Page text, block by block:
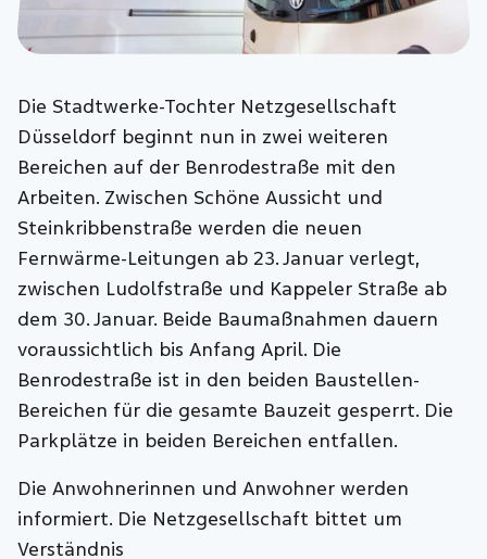
Die Stadtwerke-Tochter Netzgesellschaft
Düsseldorf beginnt nun in zwei weiteren
Bereichen auf der Benrodestraße mit den
Arbeiten. Zwischen Schöne Aussicht und
Steinkribbenstraße werden die neuen
Fernwärme-Leitungen ab 23. Januar verlegt,
zwischen Ludolfstraße und Kappeler Straße ab
dem 30. Januar. Beide Baumaßnahmen dauern
voraussichtlich bis Anfang April. Die
Benrodestraße ist in den beiden Baustellen-
Bereichen für die gesamte Bauzeit gesperrt. Die
Parkplätze in beiden Bereichen entfallen.
Die Anwohnerinnen und Anwohner werden
informiert. Die Netzgesellschaft bittet um
Verständnis